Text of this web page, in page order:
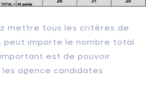
mettre tous les critères de
peut importe le nombre total
est de pouvoir
agence candidates